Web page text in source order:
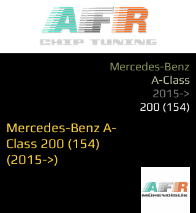
Mercedes-Benz
A-Class
2015->
200 (154)
Mercedes-Benz A-
Class 200 (154)
(2015->)